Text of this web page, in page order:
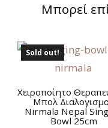
Μπορεί
Sold out!
Χειροποίητο
Μπολ
Nirmala Nepal
Bowl 25cm